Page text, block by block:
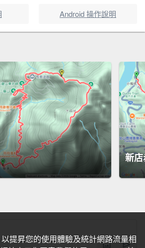
Android 操作說明
新
提昇您的使用體驗及統計網路流量相